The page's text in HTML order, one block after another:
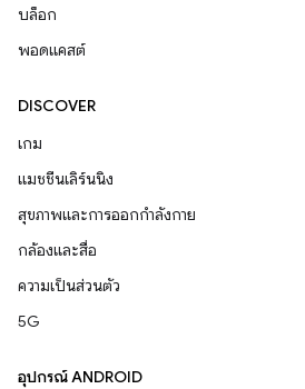
บล็อก
พอดแคสต์
DISCOVER
เกม
แมชชีนเลิร์นนิง
สุขภาพและการออกกำลังกาย
กล้องและสื่อ
ความเป็นส่วนตัว
5G
อุปกรณ์ ANDROID